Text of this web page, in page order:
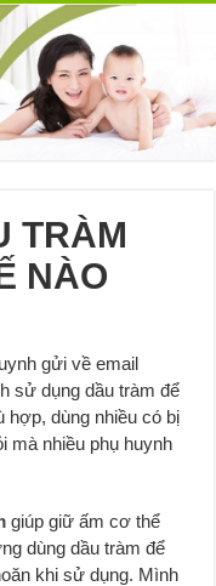
TRÀM
NÀO
gửi về email
sử dụng dầu tràm để
hợp, dùng nhiều có bị
mà nhiều phụ huynh
giúp giữ ấm cơ thể
dùng dầu tràm để
khi sử dụng. Mình